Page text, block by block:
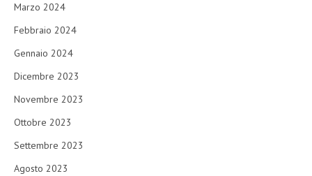
Marzo 2024
Febbraio 2024
Gennaio 2024
Dicembre 2023
Novembre 2023
Ottobre 2023
Settembre 2023
Agosto 2023